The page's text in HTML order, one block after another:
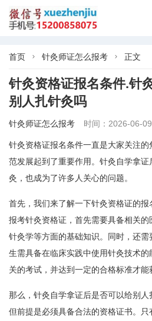
首页  针灸师证怎么报考  正文
针灸资格证报名条件.针
别人扎针灸吗
针灸师证怎么报考 时间：2026-06-
针灸资格证报名条件一直是大家关注
范发展起到了重要作用。针灸自学拿
灸，也成为了许多人关心的问题。
首先，我们来了解一下针灸资格证的
报考针灸资格证，首先需要具备相关的
针灸学等方面的基础知识。同时，还
生需具备在临床实践中使用针灸技术
关的考试，并达到一定的合格标准才能
那么，针灸自学拿证后是否可以给别人
但前提是必须具备合法的资格证书。